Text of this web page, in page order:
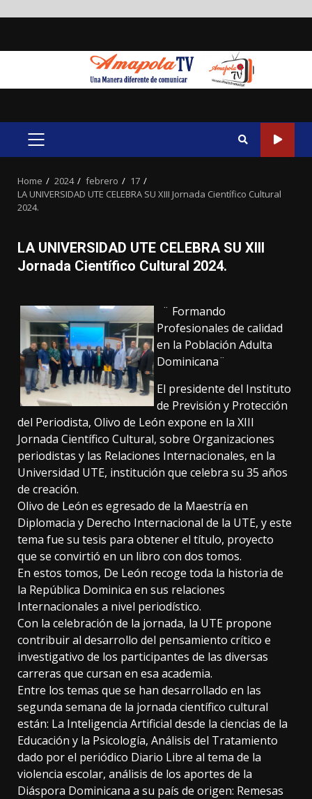
PRIMARY
Home 2024 febrero
17
LA UNIVERSIDAD UTE CELEBRA SU XIII Jornada Científico Cultural
2024.
LA UNIVERSIDAD UTE CELEBRA SU XIII
Jornada Científico Cultural 2024.
¨ Formando
Profesionales de calidad
en la Población Adulta
Dominicana¨
El presidente del Instituto
de Previsión y Protección
del Periodista, Olivo de León expone en la XIII
Jornada Científico Cultural, sobre Organizaciones
periodistas y las Relaciones Internacionales, en la
Universidad UTE, institución que celebra su 35 años
de creación.
Olivo de León es egresado de la Maestría en
Diplomacia y Derecho Internacional de la UTE, y este
tema fue su tesis para obtener el título, proyecto
que se convirtió en un libro con dos tomos.
En estos tomos, De León recoge toda la historia de
la República Dominica en sus relaciones
Internacionales a nivel periodístico.
Con la celebración de la jornada, la UTE propone
contribuir al desarrollo del pensamiento crítico e
investigativo de los participantes de las diversas
carreras que cursan en esa academia.
Entre los temas que se han desarrollado en las
segunda semana de la jornada científico cultural
están: La Inteligencia Artificial desde la ciencias de la
Educación y la Psicología, Análisis del Tratamiento
dado por el periódico Diario Libre al tema de la
violencia escolar, análisis de los aportes de la
Diáspora Dominicana a su país de origen: Remesas